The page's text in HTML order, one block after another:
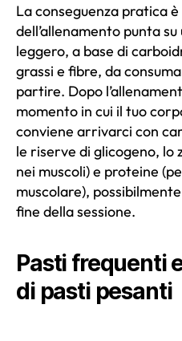
La conseguenza pratica
dell’allenamento punta
leggero, a base di
grassi e fibre, da
partire. Dopo
momento in cui il tuo
conviene arrivarci con
le riserve di glicogeno, lo
nei muscoli) e proteine
muscolare),
fine della sessione.
Pasti frequenti
di pasti pesanti